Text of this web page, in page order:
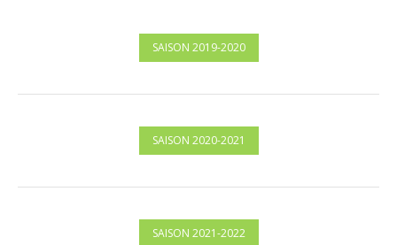
SAISON 2019-2020
SAISON 2020-2021
SAISON 2021-2022